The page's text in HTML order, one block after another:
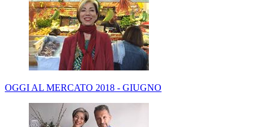
OGGI AL MERCATO 2018 - GIUGNO